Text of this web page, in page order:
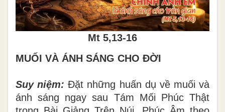
Mt 5,13-16
MUỐI VÀ ÁNH SÁNG CHO ĐỜI
Suy niệm: Đặt những huấn dụ về muối và
ánh sáng ngay sau Tám Mối Phúc Thật